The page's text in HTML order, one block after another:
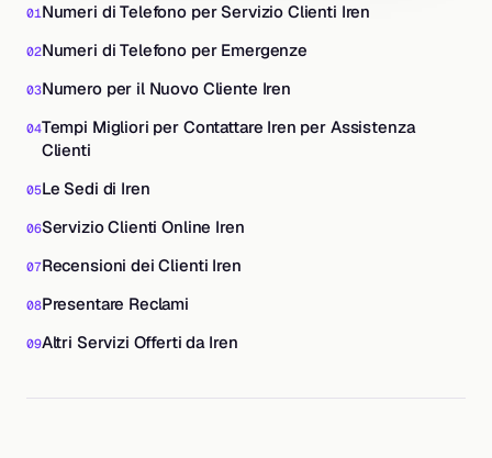
Numeri di Telefono per Servizio Clienti Iren
Numeri di Telefono per Emergenze
Numero per il Nuovo Cliente Iren
Tempi Migliori per Contattare Iren per Assistenza
Clienti
Le Sedi di Iren
Servizio Clienti Online Iren
Recensioni dei Clienti Iren
Presentare Reclami
Altri Servizi Offerti da Iren